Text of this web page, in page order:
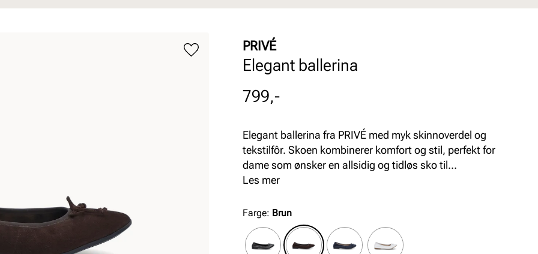
PRIVÉ
Elegant ballerina
Pris
799,-
Elegant ballerina fra PRIVÉ med myk skinnoverdel og
tekstilfôr. Skoen kombinerer komfort og stil, perfekt for
dame som ønsker en allsidig og tidløs sko til
hverdagsbruk.
Les mer
Farge: Brun